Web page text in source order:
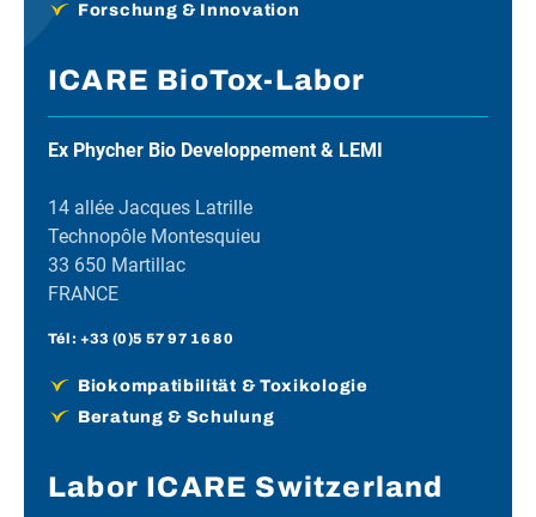
Forschung & Innovation
ICARE BioTox-Labor
Ex Phycher Bio Developpement & LEMI
14 allée Jacques Latrille
Technopôle Montesquieu
33 650 Martillac
FRANCE
Tél : +33 (0)5 57 97 16 80
Biokompatibilität & Toxikologie
Beratung & Schulung
Labor ICARE Switzerland